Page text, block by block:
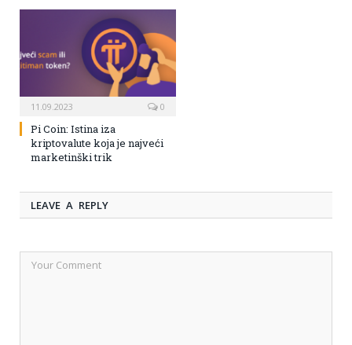
11.09.2023 0
Pi Coin: Istina iza
kriptovalute koja je najveći
marketinški trik
LEAVE A REPLY